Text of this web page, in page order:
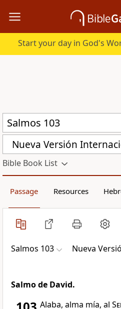
Nueva Versión
Bible Book List
Passage Resources
Salmos 103 Nueva
Salmo de David.
Alaba, alma mía, al